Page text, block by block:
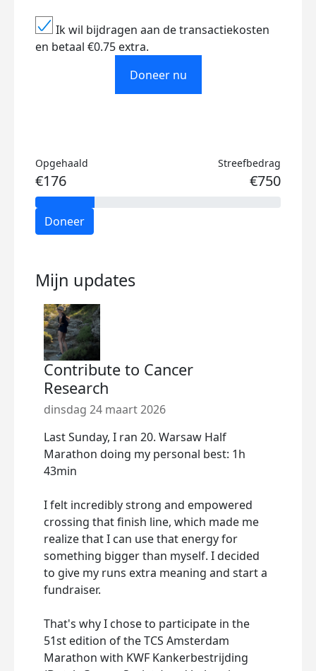
Ik wil bijdragen aan de transactiekosten
en betaal €0.75 extra.
Doneer nu
Opgehaald
€176
Streefbedrag
€750
Doneer
Mijn updates
Contribute to Cancer
Research
dinsdag 24 maart 2026
Last Sunday, I ran 20. Warsaw Half
Marathon doing my personal best: 1h
43min
I felt incredibly strong and empowered
crossing that finish line, which made me
realize that I can use that energy for
something bigger than myself. I decided
to give my runs extra meaning and start a
fundraiser.
That's why I chose to participate in the
51st edition of the TCS Amsterdam
Marathon with KWF Kankerbestrijding